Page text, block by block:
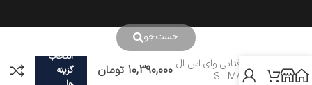
جست‌جو
عینک آفتابی وای اس ال
مدل SL M86
10,390,000 تومان
انتخاب
گزینه